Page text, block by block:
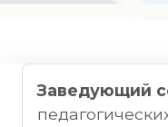
Заведующий